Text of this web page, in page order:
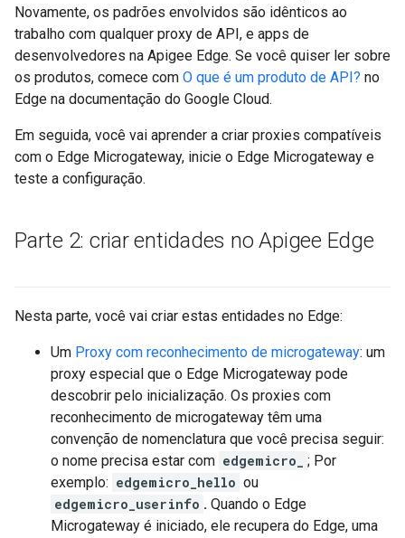
Novamente, os padrões envolvidos são idênticos ao
trabalho com qualquer proxy de API, e apps de
desenvolvedores na Apigee Edge. Se você quiser ler sobre
os produtos, comece com O que é um produto de API? no
Edge na documentação do Google Cloud.
Em seguida, você vai aprender a criar proxies compatíveis
com o Edge Microgateway, inicie o Edge Microgateway e
teste a configuração.
Parte 2: criar entidades no Apigee Edge
Nesta parte, você vai criar estas entidades no Edge:
Um Proxy com reconhecimento de microgateway: um
proxy especial que o Edge Microgateway pode
descobrir pelo inicialização. Os proxies com
reconhecimento de microgateway têm uma
convenção de nomenclatura que você precisa seguir:
o nome precisa estar com edgemicro_
; Por
exemplo: edgemicro_hello ou
edgemicro_userinfo . Quando o Edge
Microgateway é iniciado, ele recupera do Edge, uma